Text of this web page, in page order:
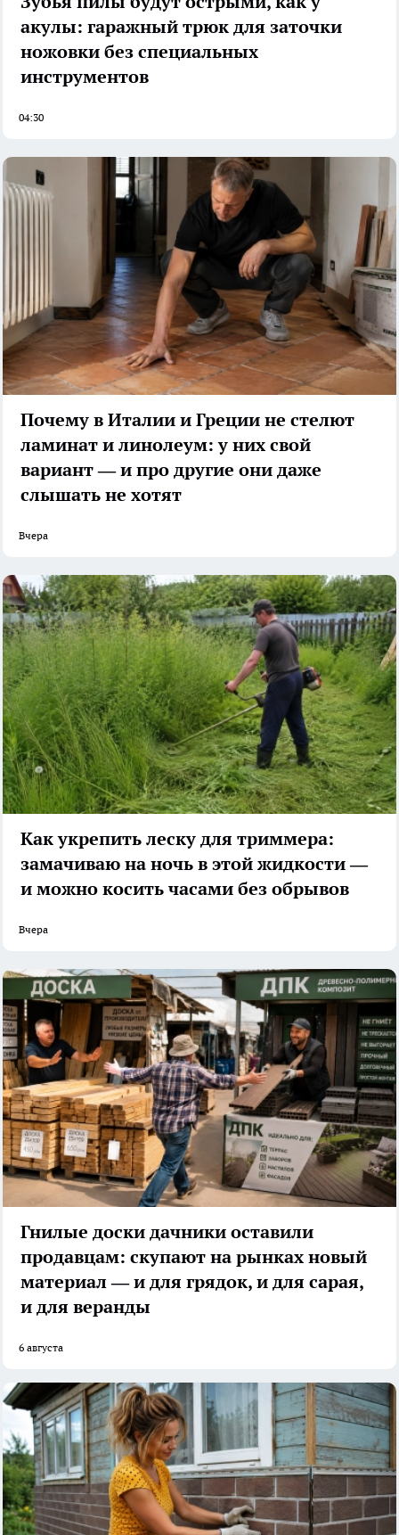
акулы: гаражный трюк для заточки
ножовки без специальных
инструментов
04:30
Почему в Италии и Греции не стелют
ламинат и линолеум: у них свой
вариант — и про другие они даже
слышать не хотят
Вчера
Как укрепить леску для триммера:
замачиваю на ночь в этой жидкости —
и можно косить часами без обрывов
Вчера
Гнилые доски дачники оставили
продавцам: скупают на рынках новый
материал — и для грядок, и для сарая,
и для веранды
6 августа